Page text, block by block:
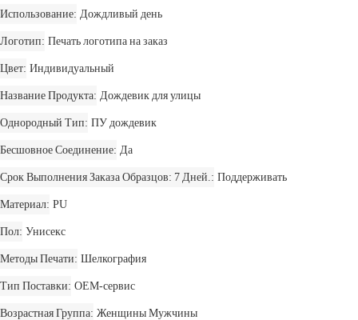
Использование Дождливый день
Логотип Печать логотипа на заказ
Цвет Индивидуальный
Название Продукта Дождевик для улицы
Однородный Тип ПУ дождевик
Бесшовное Соединение Да
Срок Выполнения Заказа Образцов: 7 Дней. Поддерживать
Материал PU
Пол Унисекс
Методы Печати Шелкография
Тип Поставки OEM-сервис
Возрастная Группа Женщины Мужчины